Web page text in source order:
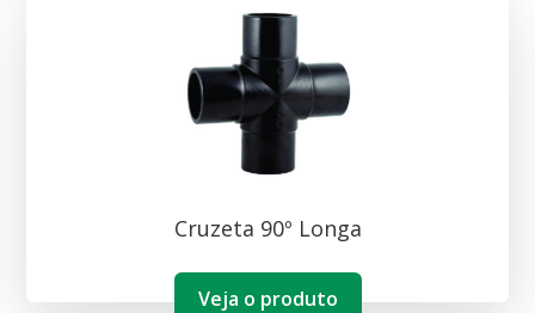
Cruzeta 90º Longa
Veja o produto